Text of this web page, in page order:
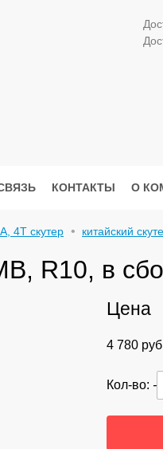
КОНТАКТЫ О
4Т скутер китайский
R10, в
Цена
4 780
Кол-во: -